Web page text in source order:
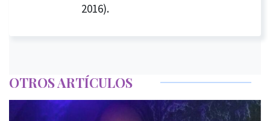
2016).
OTROS ARTÍCULOS